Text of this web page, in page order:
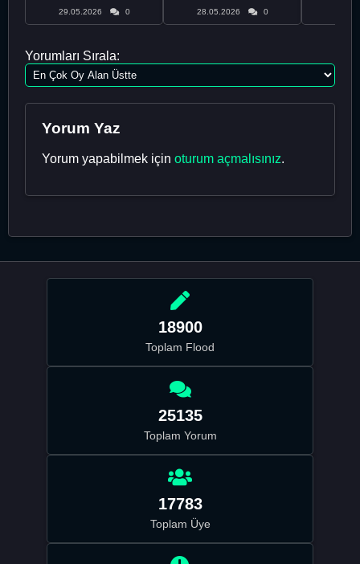
29.05.2026 0 28.05.2026 0
Yorumları Sırala:
Yorum Yaz
Yorum yapabilmek için oturum açmalısınız.
18900
Toplam Flood
25135
Toplam Yorum
17783
Toplam Üye